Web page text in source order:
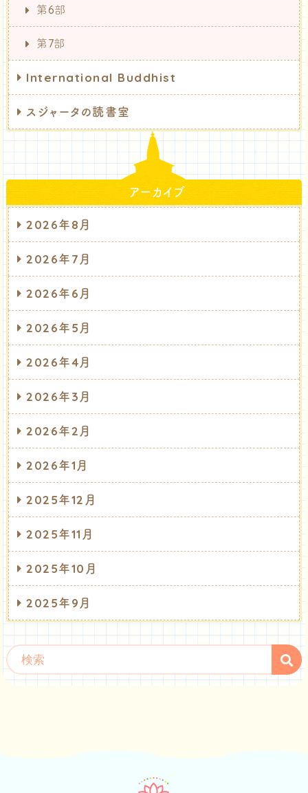
第6部
第7部
International Buddhist
スジャータの読書室
アーカイブ
2026年8月
2026年7月
2026年6月
2026年5月
2026年4月
2026年3月
2026年2月
2026年1月
2025年12月
2025年11月
2025年10月
2025年9月